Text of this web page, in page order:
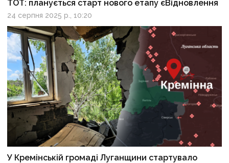
ТОТ: планується старт нового етапу єВідновлення
24 серпня 2025 р., 10:20
У Кремінській громаді Луганщини стартувало